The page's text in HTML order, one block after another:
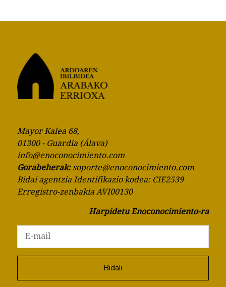
Mayor Kalea 68,
01300 - Guardia (Álava)
info@enoconocimiento.com
Gorabeherak: soporte@enoconocimiento.com
Bidai agentzia Identifikazio kodea: CIE2539
Erregistro-zenbakia AVI00130
Harpidetu Enoconocimiento-ra